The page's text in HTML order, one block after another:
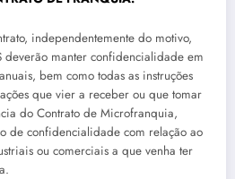
independentemente do motivo,
deverão manter confidencialidade em
bem como todas as instruções
que vier a receber ou que tomar
do Contrato de Microfranquia,
de confidencialidade com relação ao
ou comerciais a que venha ter